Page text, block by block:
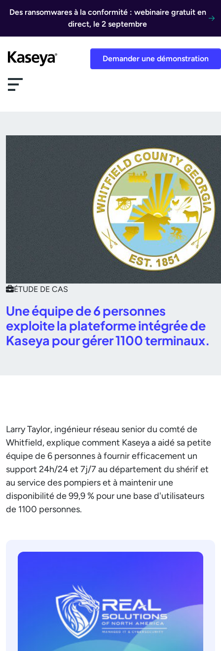
Des ransomwares à la conformité : webinaire gratuit en
direct, le 2 septembre
Demander une démonstration
ÉTUDE DE CAS
Une équipe de 6 personnes
exploite la plateforme intégrée de
Kaseya pour gérer 1100 terminaux.
Larry Taylor, ingénieur réseau senior du comté de
Whitfield, explique comment Kaseya a aidé sa petite
équipe de 6 personnes à fournir efficacement un
support 24h/24 et 7j/7 au département du shérif et
au service des pompiers et à maintenir une
disponibilité de 99,9 % pour une base d'utilisateurs
de 1100 personnes.